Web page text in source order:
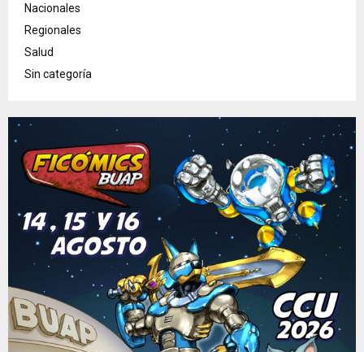
Nacionales
Regionales
Salud
Sin categoría